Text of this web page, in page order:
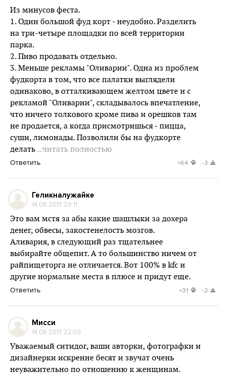
Из минусов феста.
1. Один большой фуд корт - неудобно. Разделить
на три-четыре площадки по всей территории
парка.
2. Пиво продавать отдельно.
3. Меньше рекламы "Оливарии". Одна из проблем
фудкорта в том, что все палатки выглядели
одинаково, в отталкивающем желтом цвете и с
рекламой "Оливарии", складывалось впечатление,
что ничего толкового кроме пива и орешков там
не продается, а когда присмотришься - пицца,
суши, лимонады. Позволили бы на фудкорте
делать ...читать полностью
Ответить +64 -3
Геликналужайке
14.08.2017 20:11
Это вам мстя за абы какие шашлыки за дохера
денег, обвесы, закостенелость мозгов.
Аливария, в следующий раз тщательнее
выбирайте общепит. А то большинство ничем от
райпищеторга не отличается. Вот 100% в kfc и
другие нормальне места в плюсе и придут еще.
Ответить +31 -2
Мисси
14.08.2017 22:03
Уважаемый ситидог, ваши авторки, фотографки и
дизайнерки искренне бесят и звучат очень
неуважительно по отношению к женщинам.